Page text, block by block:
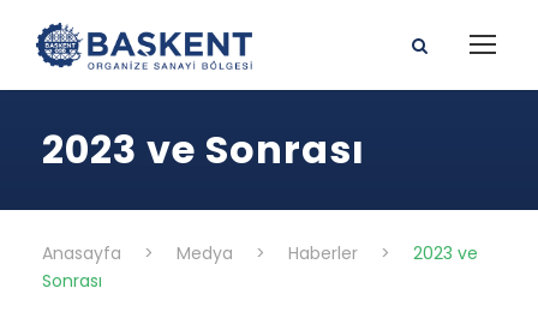
2023 ve Sonrası
Anasayfa > Medya > Haberler >
2023 ve
Sonrası